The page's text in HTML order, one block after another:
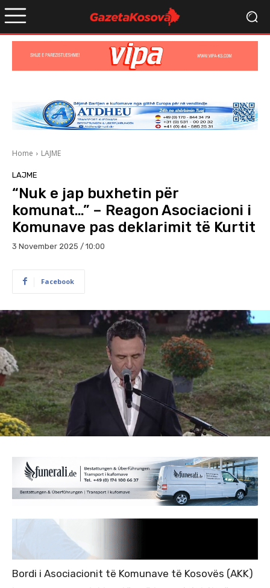
Home LAJME
LAJME
“Nuk e jap buxhetin për
komunat…” – Reagon Asociacioni i
Komunave pas deklarimit të Kurtit
3 November 2025 / 10:00
Facebook
Bordi i Asociacionit të Komunave të Kosovës (AKK)